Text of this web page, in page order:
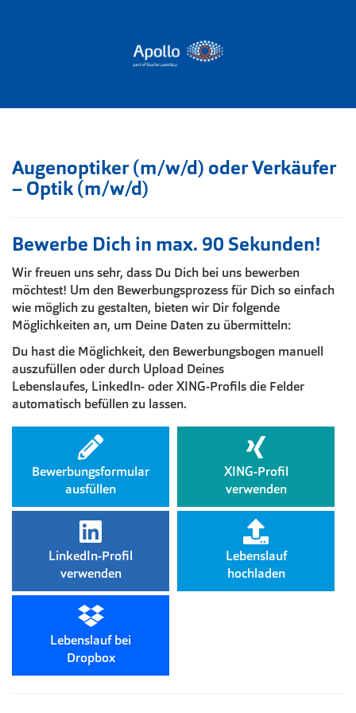
Augenoptiker (m/w/d) oder Verkäufer
– Optik (m/w/d)
Bewerbe Dich in max. 90 Sekunden!
Wir freuen uns sehr, dass Du Dich bei uns bewerben
möchtest! Um den Bewerbungsprozess für Dich so einfach
wie möglich zu gestalten, bieten wir Dir folgende
Möglichkeiten an, um Deine Daten zu übermitteln:
Du hast die Möglichkeit, den Bewerbungsbogen manuell
auszufüllen oder durch Upload Deines
Lebenslaufes, LinkedIn- oder XING-Profils die Felder
automatisch befüllen zu lassen.
Bewerbungsformular
ausfüllen
XING-Profil
verwenden
LinkedIn-Profil
verwenden
Lebenslauf
hochladen
Lebenslauf bei
Dropbox